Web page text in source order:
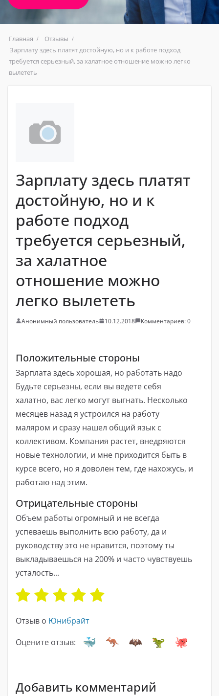
Главная
Отзывы
Зарплату здесь платят достойную, но и к работе подход
требуется серьезный, за халатное отношение можно легко
вылететь
Зарплату здесь платят
достойную, но и к
работе подход
требуется серьезный,
за халатное
отношение можно
легко вылететь
Анонимный пользователь 10.12.2018 Комментариев: 0
Положительные стороны
Зарплата здесь хорошая, но работать надо
Будьте серьезны, если вы ведете себя
халатно, вас легко могут выгнать. Несколько
месяцев назад я устроился на работу
маляром и сразу нашел общий язык с
коллективом. Компания растет, внедряются
новые технологии, и мне приходится быть в
курсе всего, но я доволен тем, где нахожусь, и
работаю над этим.
Отрицательные стороны
Объем работы огромный и не всегда
успеваешь выполнить всю работу, да и
руководству это не нравится, поэтому ты
выкладываешься на 200% и часто чувствуешь
усталость...
Отзыв о Юнибрайт
Оцените отзыв:
Добавить комментарий